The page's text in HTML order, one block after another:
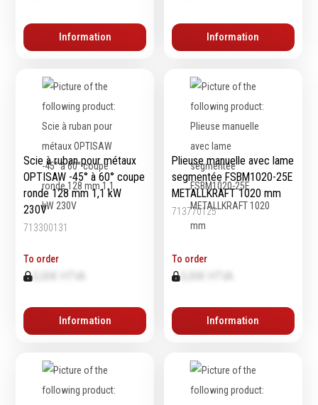
Information Information
Scie à ruban pour métaux
OPTISAW -45° à 60° coupe
ronde 128 mm 1,1 kW
230V
713300131
To order
0,00€ HTVA
Information
Plieuse manuelle avec lame
segmentée FSBM1020-25E
METALLKRAFT 1020 mm
713770125
To order
Information